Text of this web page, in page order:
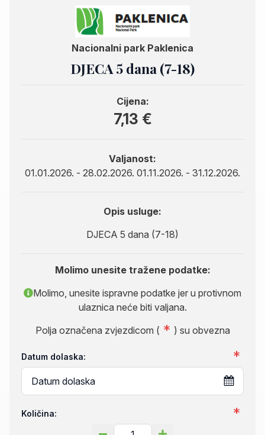
Nacionalni park Paklenica
DJECA 5 dana (7-18)
Cijena:
7,13 €
Valjanost:
01.01.2026. - 28.02.2026. 01.11.2026. - 31.12.2026.
Opis usluge:
DJECA 5 dana (7-18)
Molimo unesite tražene podatke:
Molimo, unesite ispravne podatke jer u protivnom
ulaznica neće biti valjana.
Polja označena zvjezdicom (
) su obvezna
Datum dolaska:
Količina: